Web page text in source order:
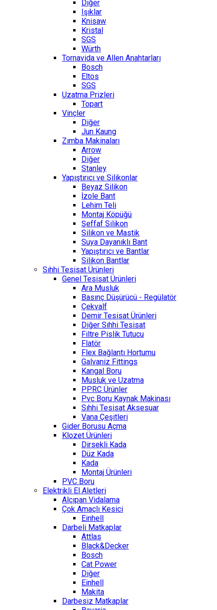
Diğer
Işıklar
Knisaw
Kristal
SGS
Würth
Tornavida ve Allen Anahtarları
Bosch
Eltos
SGS
Uzatma Prizleri
Topart
Vinçler
Diğer
Jun Kaung
Zımba Makinaları
Arrow
Diğer
Stanley
Yapıştırıcı ve Silikonlar
Beyaz Silikon
İzole Bant
Lehim Teli
Montaj Köpüğü
Şeffaf Silikon
Silikon ve Mastik
Suya Dayanıklı Bant
Yapıştırıcı ve Bantlar
Silikon Bantlar
Sıhhi Tesisat Ürünleri
Genel Tesisat Ürünleri
Ara Musluk
Basınç Düşürücü - Regülatör
Çekvalf
Demir Tesisat Ürünleri
Diğer Sıhhi Tesisat
Filtre Pislik Tutucu
Flatör
Flex Bağlantı Hortumu
Galvaniz Fittings
Kangal Boru
Musluk ve Uzatma
PPRC Ürünler
Pvc Boru Kaynak Makinası
Sıhhi Tesisat Aksesuar
Vana Çeşitleri
Gider Borusu Açma
Klozet Ürünleri
Dirsekli Kada
Düz Kada
Kada
Montaj Ürünleri
PVC Boru
Elektrikli El Aletleri
Alçıpan Vidalama
Çok Amaçlı Kesici
Einhell
Darbeli Matkaplar
Attlas
Black&Decker
Bosch
Cat Power
Diğer
Einhell
Makita
Darbesiz Matkaplar